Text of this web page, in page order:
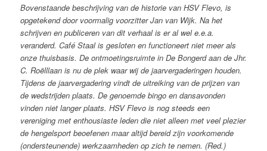
Bovenstaande beschrijving van de historie van HSV Flevo, is
opgetekend door voormalig voorzitter Jan van Wijk. Na het
schrijven en publiceren van dit verhaal is er al wel e.e.a.
veranderd. Café Staal is gesloten en functioneert niet meer als
onze thuisbasis. De ontmoetingsruimte in De Bongerd aan de Jhr.
C. Roëlllaan is nu de plek waar wij de jaarvergaderingen houden.
Tijdens de jaarvergadering vindt de uitreiking van de prijzen van
de wedstrijden plaats. De genoemde bingo en dansavonden
vinden niet langer plaats. HSV Flevo is nog steeds een
vereniging met enthousiaste leden die niet alleen met veel plezier
de hengelsport beoefenen maar altijd bereid zijn voorkomende
(ondersteunende) werkzaamheden op zich te nemen. (Red.)